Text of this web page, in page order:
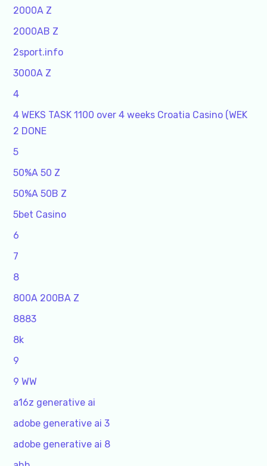
2000A Z
2000AB Z
2sport.info
3000A Z
4
4 WEKS TASK 1100 over 4 weeks Croatia Casino (WEK
2 DONE
5
50%A 50 Z
50%A 50B Z
5bet Casino
6
7
8
800A 200BA Z
8883
8k
9
9 WW
a16z generative ai
adobe generative ai 3
adobe generative ai 8